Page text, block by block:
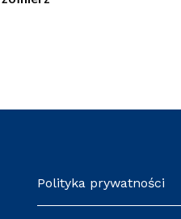
Polityka prywatności